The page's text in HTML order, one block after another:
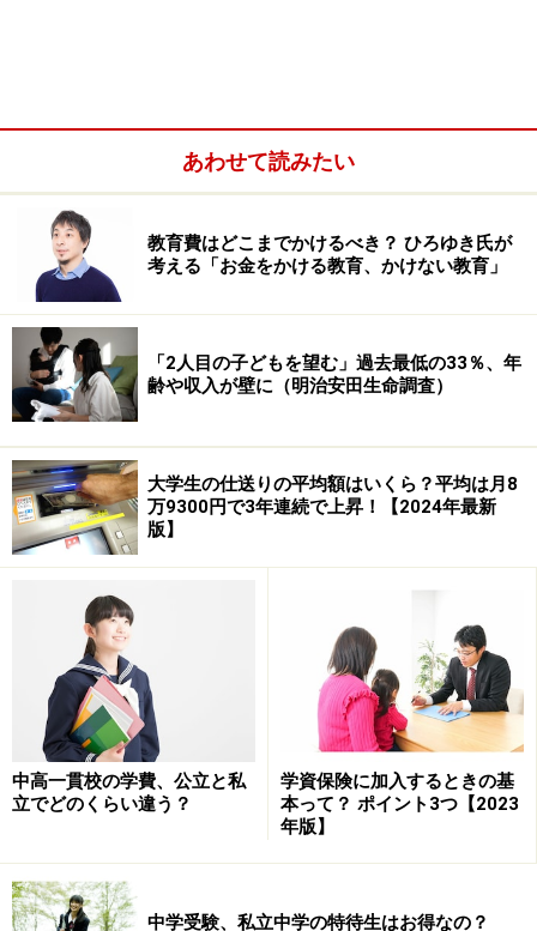
そして、学童に入れないこともあります。学童保育のな
い区町村は133自治体（全国の1割）、そして子どもが通
える範囲に学童保育がない小学校区が3855区（約2割）
もまだ多いのです。また、抽選に漏れて入れないこと
も。こうした「潜在的な待機児童」はなんと50万人以上
いると推測されています。「潜在的な待機児童」の受け
皿は民間経営の学童保育となり、利用料が月額数万円以
上とかなり高額になることもあります。
（※）文中データは全国学童保育連絡協議会「5年ぶりの
学童保育の詳細な全国調査報告」（2012年5月1日時点）
より引用
運営主体によって保育料は異なる
ほとんどの学童保育には保護者負担があり、どこが運営
しているかによって負担額は異なります。住んでいる場
あわせて読みたい
教育費はどこまでかけるべき？ ひろゆき氏が
考える「お金をかける教育、かけない教育」
「2人目の子どもを望む」過去最低の33％、年
齢や収入が壁に（明治安田生命調査）
大学生の仕送りの平均額はいくら？平均は月8
万9300円で3年連続で上昇！【2024年最新
版】
中高一貫校の学費、公立と私
立でどのくらい違う？
学資保険に加入するときの基
本って？ ポイント3つ【2023
年版】
中学受験、私立中学の特待生はお得なの？